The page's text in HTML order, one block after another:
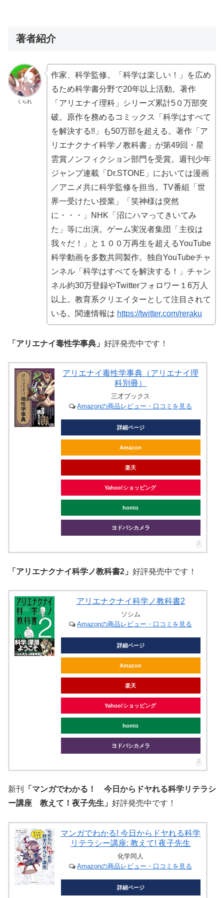
著者紹介
くられ
作家、科学監修。「科学は楽しい！」を広め
るため科学書分野で20年以上活動。著作
「アリエナイ理科」シリーズ累計5０万部突
破。原作を務めるコミックス「科学はすべて
を解決する!!」も50万部を超える。著作「ア
リエナクナイ科学ノ教科書」が第49回・星
雲賞ノンフィクション部門を受賞。週刊少年
ジャンプ連載「Dr.STONE」においては漫画
／アニメ共に科学監修を担当。TV番組「世
界一受けたい授業」「笑神様は突然
に・・・」NHK「沼にハマってきいてみ
た」等に出演。ゲーム実況者集団「主役は
我々だ！」と１００万再生を超えるYouTube
科学動画を多数共同製作。独自YouTubeチャ
ンネル「科学はすべてを解決する！」チャン
ネル約30万登録やTwitterフォロワー１6万人
以上。教育系クリエイターとして注目されて
いる。関連情報は https://twitter.com/reraku
「アリエナイ毒性学事典」 好評発売中です！
アリエナイ毒性学事典（アリエナイ理
科別冊）
三才ブックス
Amazonの商品レビュー・口コミを見る
詳細ページ
Amazon
楽天
Yahoo!ショッピング
honto
ヨドバシカメラ
「アリエナクナイ科学ノ教科書2」 好評発売中です！
アリエナクナイ科学ノ教科書2
ソシム
Amazonの商品レビュー・口コミを見る
詳細ページ
Amazon
楽天
Yahoo!ショッピング
honto
ヨドバシカメラ
新刊
「マンガでわかる！ 今日からドヤれる科学リテラシ
ー講座 教えて！夜子先生」 好評発売中です！
マンガでわかる! 今日からドヤれる科学
リテラシー講座: 教えて! 夜子先生
化学同人
Amazonの商品レビュー・口コミを見る
詳細ページ